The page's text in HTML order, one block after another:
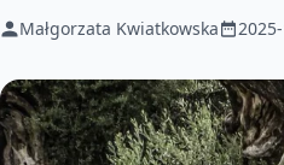
Małgorzata Kwiatkowska